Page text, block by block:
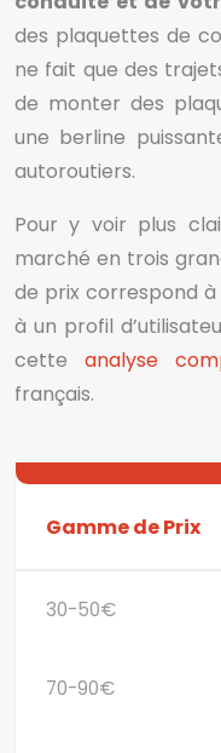
des plaquettes de
ne fait que des
de monter des
une berline
autoroutiers.
Pour y voir plus
marché en trois
de prix correspond
à un profil
cette analyse
français.
Gamme de Prix
30-50€
70-90€